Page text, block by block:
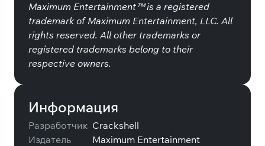
Maximum Entertainment™ is a registered
trademark of Maximum Entertainment, LLC. All
rights reserved. All other trademarks or
registered trademarks belong to their
respective owners.
Информация
Разработчик Crackshell
Издатель
Maximum Entertainment